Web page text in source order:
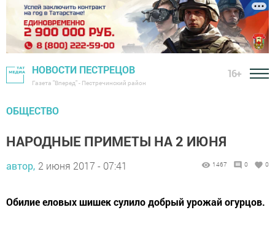
НОВОСТИ ПЕСТРЕЦОВ
Газета "Вперед" - Пестречинский район
16+
ОБЩЕСТВО
НАРОДНЫЕ ПРИМЕТЫ НА 2 ИЮНЯ
автор, 2 июня 2017 - 07:41 1467 0 0
Обилие еловых шишек сулило добрый урожай огурцов.